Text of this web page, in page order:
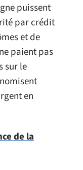
puissent
par crédit
et de
paient pas
sur le
en
de la